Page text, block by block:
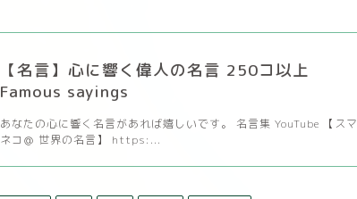
【名言】心に響く偉人の名言 250コ以上
Famous sayings
あなたの心に響く名言があれば嬉しいです。 名言集 YouTube 【スマ
ネコ＠ 世界の名言】 https:...